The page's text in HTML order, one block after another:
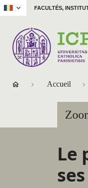
| FACULTÉS,
Accueil
Le